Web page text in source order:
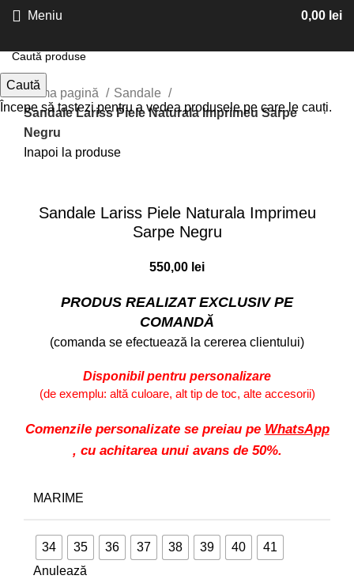
Meniu 0,00 lei
Prima pagină
Sandale
Sandale Lariss Piele Naturala Imprimeu Sarpe
Negru
Inapoi la produse
Sandale Lariss Piele Naturala Imprimeu
Sarpe Negru
550,00 lei
PRODUS REALIZAT EXCLUSIV PE
COMANDĂ
(comanda se efectuează la cererea clientului)
Disponibil pentru personalizare
(de exemplu: altă culoare, alt tip de toc, alte accesorii)
Comenzile personalizate se preiau pe WhatsApp
, cu achitarea unui avans de 50%.
MARIME
34 35 36 37 38 39 40
41
Anulează
Caută
Începe să tastezi pentru a vedea produsele pe care le cauți.